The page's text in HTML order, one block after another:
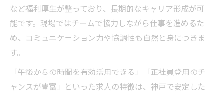
など福利厚生が整っており、長期的なキャリア形成が可
能です。現場ではチームで協力しながら仕事を進めるた
め、コミュニケーション力や協調性も自然と身につきま
す。
「午後からの時間を有効活用できる」「正社員登用のチ
ャンスが豊富」といった求人の特徴は、神戸で安定した